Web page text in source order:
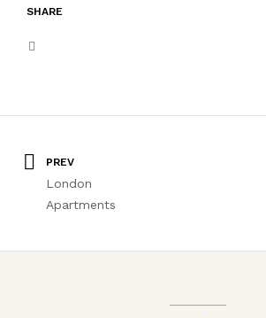
SHARE
PREV
London
Apartments